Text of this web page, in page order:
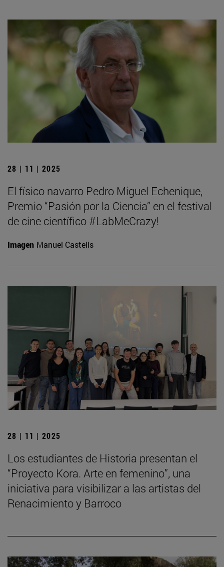
28 | 11 | 2025
El físico navarro Pedro Miguel Echenique,
Premio “Pasión por la Ciencia” en el festival
de cine científico #LabMeCrazy!
Imagen Manuel Castells
28 | 11 | 2025
Los estudiantes de Historia presentan el
“Proyecto Kora. Arte en femenino”, una
iniciativa para visibilizar a las artistas del
Renacimiento y Barroco